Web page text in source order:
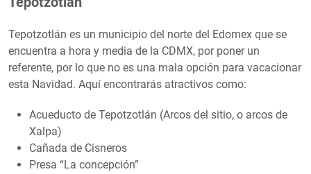
Tepotzotlán es un municipio del norte del Edomex que se
encuentra a hora y media de la CDMX, por poner un
referente, por lo que no es una mala opción para vacacionar
esta Navidad. Aquí encontrarás atractivos como:
Acueducto de Tepotzotlán (Arcos del sitio, o arcos de
Xalpa)
Cañada de Cisneros
Presa “La concepción”